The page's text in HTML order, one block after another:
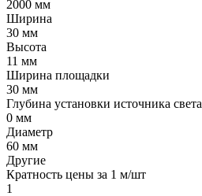
2000 мм
Ширина
30 мм
Высота
11 мм
Ширина площадки
30 мм
Глубина установки источника света
0 мм
Диаметр
60 мм
Другие
Кратность цены за 1 м/шт
1